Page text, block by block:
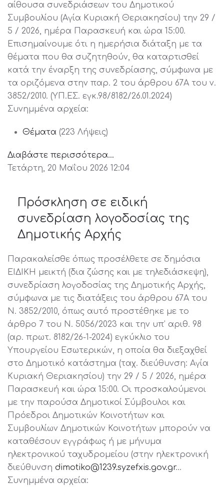
αίθουσα συνεδριάσεων του Δημοτικού
Συμβουλίου (Αγία Κυριακή Θεριακησίου) την 29 /
5 / 2026, ημέρα Παρασκευή και ώρα 15:00.
Επισημαίνουμε ότι η ημερήσια διάταξη με τα
θέματα που θα συζητηθούν, θα καταρτισθεί
κατά την έναρξη της συνεδρίασης, σύμφωνα με
τα οριζόμενα στην παρ. 2 του άρθρου 67Α του ν.
3852/2010. (ΥΠ.ΕΣ. εγκ.98/8182/26.01.2024)
Συνημμένα αρχεία:
Θέματα (223 Λήψεις)
Διαβάστε περισσότερα...
Τετάρτη, 20 Μαΐου 2026 12:04
Πρόσκληση σε ειδική
συνεδρίαση λογοδοσίας της
Δημοτικής Αρχής
Παρακαλείσθε όπως προσέλθετε σε δημόσια
ΕΙΔΙΚΗ μεικτή (δια ζώσης και με τηλεδιάσκεψη),
συνεδρίαση λογοδοσίας της Δημοτικής Αρχής,
σύμφωνα με τις διατάξεις του άρθρου 67Α του
Ν. 3852/2010, όπως αυτό προστέθηκε με το
άρθρο 7 του Ν. 5056/2023 και την υπ’ αριθ. 98
(αρ. πρωτ. 8182/26-1-2024) εγκύκλιο του
Υπουργείου Εσωτερικών, η οποία θα διεξαχθεί
στο Δημοτικό κατάστημα (ταχ. διεύθυνση: Αγία
Κυριακή Θεριακησίου) την 29 / 5 / 2026, ημέρα
Παρασκευή και ώρα 15:00. Οι προσκαλούμενοι
με την παρούσα Δημοτικοί Σύμβουλοι και
Πρόεδροι Δημοτικών Κοινοτήτων και
Συμβουλίων Δημοτικών Κοινοτήτων μπορούν να
καταθέσουν εγγράφως ή με μήνυμα
ηλεκτρονικού ταχυδρομείου (στην ηλεκτρονική
διεύθυνση dimotiko@1239.syzefxis.gov.gr…
Συνημμένα αρχεία: